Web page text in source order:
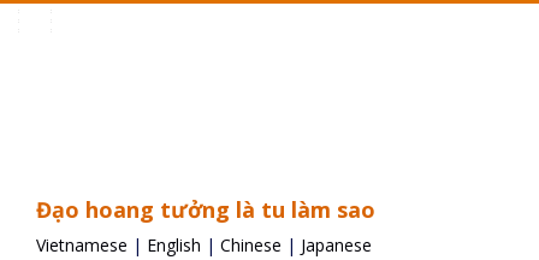
Đạo hoang tưởng là tu làm sao
Vietnamese | English | Chinese | Japanese